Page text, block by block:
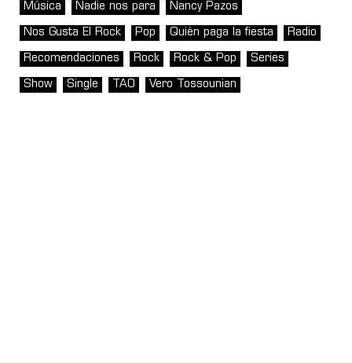
Música Nadie nos para Nancy Pazos
Nos Gusta El Rock Pop Quién paga la fiesta Radio
Recomendaciones Rock Rock & Pop Series
Show Single TAO Vero Tossounian